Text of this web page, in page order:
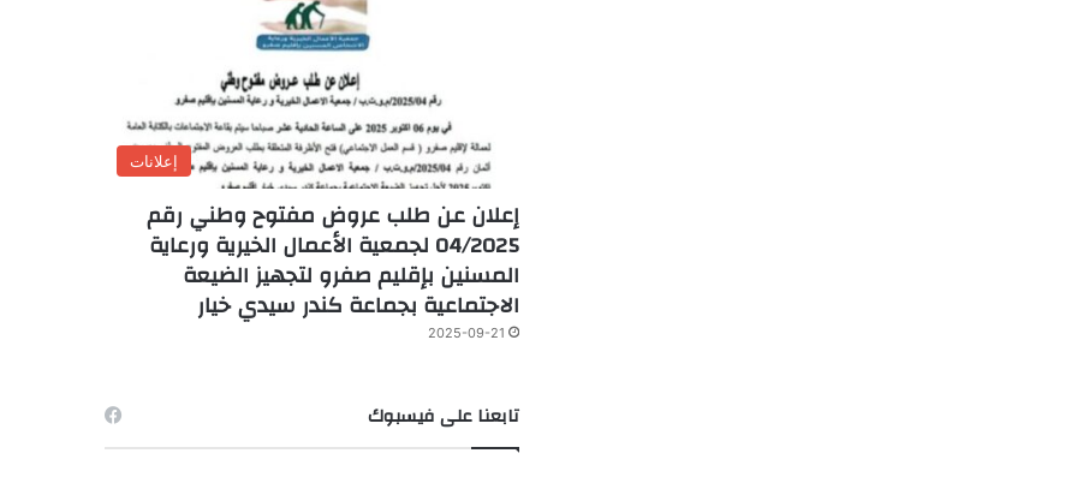
إعلانات
إعلان عن طلب عروض مفتوح وطني رقم
04/2025 لجمعية الأعمال الخيرية ورعاية
المسنين بإقليم صفرو لتجهيز الضيعة
الاجتماعية بجماعة كندر سيدي خيار
2025-09-21
تابعنا على فيسبوك